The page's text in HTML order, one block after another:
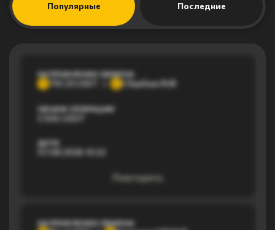
Популярные Последние
НАПРАВЛЕНИЕ ОБМЕНА
T
Сбербанк RUB
ОБЪЕМ ОПЕРАЦИИ
ДАТА
07.08.2026 15:32
Повторить
НАПРАВЛЕНИЕ ОБМЕНА